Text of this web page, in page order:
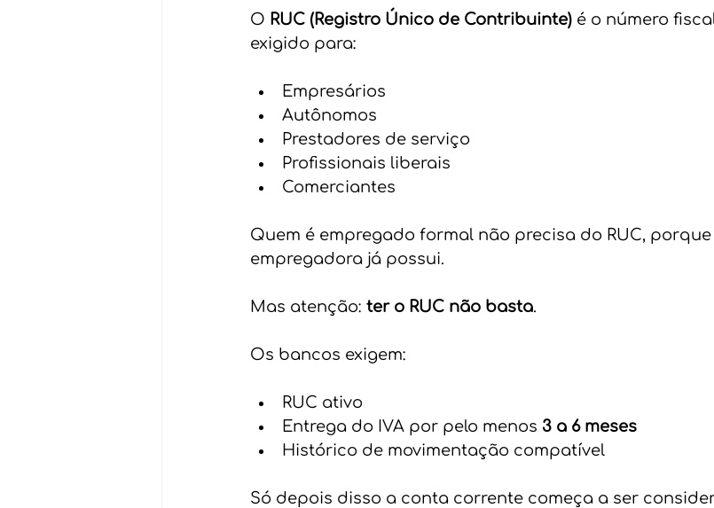
O RUC (Registro Único de Contribuinte) é o número
exigido para:
Empresários
Autônomos
Prestadores de serviço
Profissionais liberais
Comerciantes
Quem é empregado formal não precisa do RUC,
empregadora já possui.
Mas atenção: ter o RUC não basta.
Os bancos exigem:
RUC ativo
Entrega do IVA por pelo menos 3 a 6 meses
Histórico de movimentação compatível
Só depois disso a conta corrente começa a ser